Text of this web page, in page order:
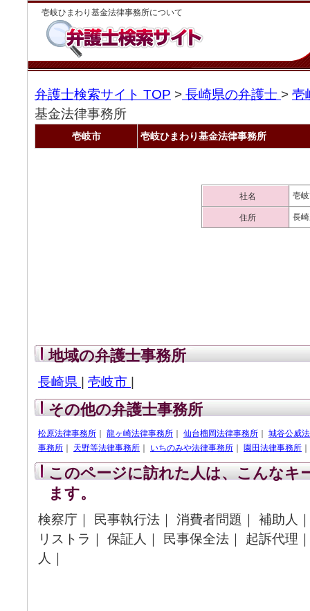
壱岐ひまわり基金法律事務所について
弁護士検索サイト TOP > 長崎県の弁護士 > 壱
基金法律事務所
壱岐市 壱岐ひまわり基金法律事務所
社名 壱
住所 長
地域の弁護士事務所
長崎県 壱岐市
その他の弁護士事務所
松原法律事務所 龍ヶ崎法律事務所 仙台榴岡法律事務所
城谷公威
事務所
天野等法律事務所 いちのみや法律事務所 園田法律事務所
このページに訪れた人は、こんなキ
ます。
検察庁｜ 民事執行法｜ 消費者問題｜ 補助人
リストラ｜ 保証人｜ 民事保全法｜ 起訴代理
人｜